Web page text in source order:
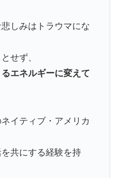
しみはトラウマにな
せず、
エネルギーに変えて
イティブ・アメリカ
共にする経験を持